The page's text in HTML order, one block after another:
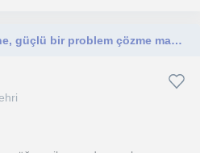
Analitik düşünme becerisine, güçlü bir problem çözme mantığına ve yüksek işlem takibine sahip dinamik bir matematik eğitmeniyim.